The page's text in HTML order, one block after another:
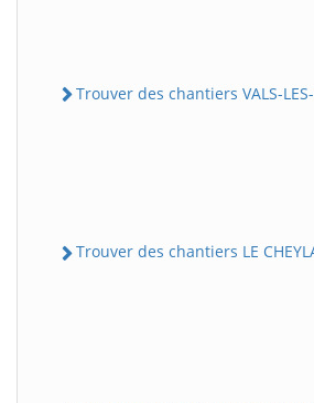
Trouver des chantiers VALS-
Trouver des chantiers LE